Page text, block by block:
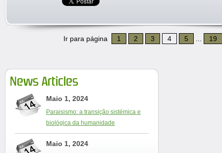
Ir para página 1 2 3 4 5 19
News Articles
Maio 1, 2024
Paraisismo: a transição sistémica e
biológica da humanidade
Maio 1, 2024